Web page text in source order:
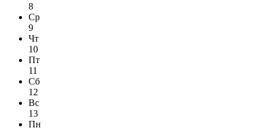
8
Ср
9
Чт
10
Пт
11
Сб
12
Вс
13
Пн